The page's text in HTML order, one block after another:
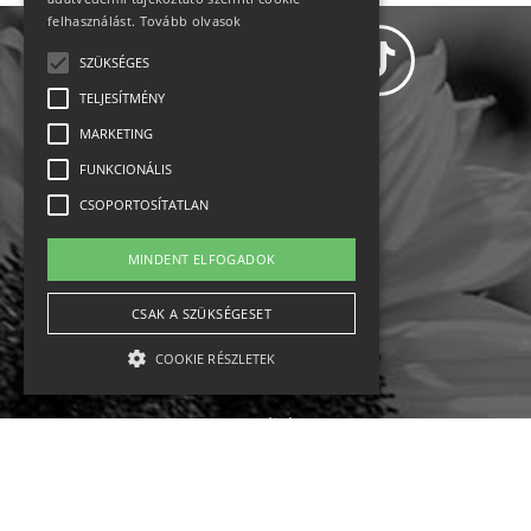
Állásajánlatok
Impresszum-kapcsolat
Jogi nyilatkozat
English
felhasználást. Tovább olvasok
SZÜKSÉGES
TELJESÍTMÉNY
MARKETING
FUNKCIONÁLIS
CSOPORTOSÍTATLAN
MINDENT ELFOGADOK
CSAK A SZÜKSÉGESET
COOKIE RÉSZLETEK